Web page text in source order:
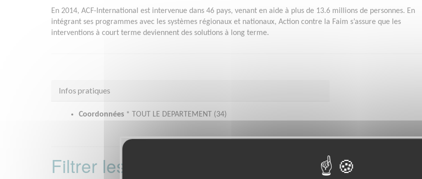
En 2014, ACF-International est intervenue dans 46 pays, venant en aide à plus de 13.6 millions de personnes. En
intégrant ses programmes avec les systèmes régionaux et nationaux, Action contre la Faim s’assure que les
interventions à court terme deviennent des solutions à long terme.
Infos pratiques
Coordonnées * TOUT LE DEPARTEMENT (34)
Filtrer les missions bénévoles par département :